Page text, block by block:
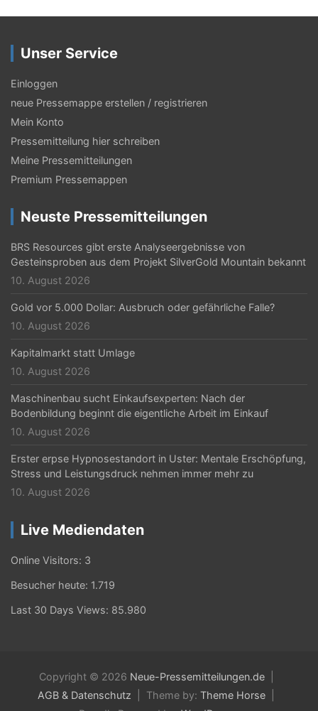
Unser Service
Einloggen
neue Pressemappe erstellen / registrieren
Mein Konto
Pressemitteilung hier schreiben
Meine Pressemitteilungen
Premium Pressemappen
Neuste Pressemitteilungen
BRS Resources gibt erste Analyseergebnisse von
Gesteinsproben aus dem Projekt SilverGold Mountain bekannt
10. August 2026
Gold vor 5.000 Dollar: Ausbruch oder gefährliche Falle?
10. August 2026
Kapitalmarkt statt Umlage
10. August 2026
Maschinenbau sucht Einkaufsexperten: Nach der
Bodenbildung beginnt die eigentliche Arbeit im Einkauf
10. August 2026
Erster erpse Hypnosestandort in Uster: Mentale Erschöpfung,
Stress und Leistungsdruck nehmen immer mehr zu
10. August 2026
Live Mediendaten
Online Visitors: 3
Besucher heute: 1.719
Last 30 Days Views: 85.980
Copyright © 2026 Neue-Pressemitteilungen.de
AGB & Datenschutz
Theme by: Theme Horse